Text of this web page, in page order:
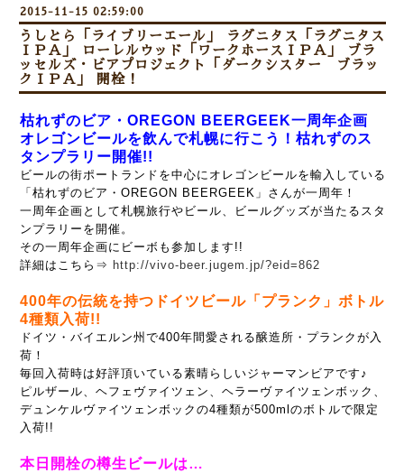
2015-11-15 02:59:00
うしとら「ライブリーエール」 ラグニタス「ラグニタス
ＩＰＡ」 ローレルウッド「ワークホースＩＰＡ」 ブラ
ッセルズ・ビアプロジェクト「ダークシスター ブラッ
クＩＰＡ」 開栓！
枯れずのビア・OREGON BEERGEEK一周年企画
オレゴンビールを飲んで札幌に行こう！枯れずのス
タンプラリー開催!!
ビールの街ポートランドを中心にオレゴンビールを輸入している
「枯れずのビア・OREGON BEERGEEK」さんが一周年！
一周年企画として札幌旅行やビール、ビールグッズが当たるスタ
ンプラリーを開催。
その一周年企画にビーボも参加します!!
詳細はこちら⇒ http://vivo-beer.jugem.jp/?eid=862
400年の伝統を持つドイツビール「プランク」ボトル
4種類入荷!!
ドイツ・バイエルン州で400年間愛される醸造所・プランクが入
荷！
毎回入荷時は好評頂いている素晴らしいジャーマンビアです♪
ピルザール、ヘフェヴァイツェン、ヘラーヴァイツェンボック、
デュンケルヴァイツェンボックの4種類が500mlのボトルで限定
入荷!!
本日開栓の樽生ビールは…